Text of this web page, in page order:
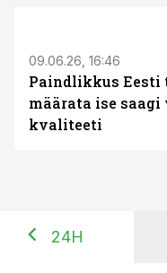
09.06.26, 16:46
Paindlikkus Eesti
määrata ise saagi
kvaliteeti
24H